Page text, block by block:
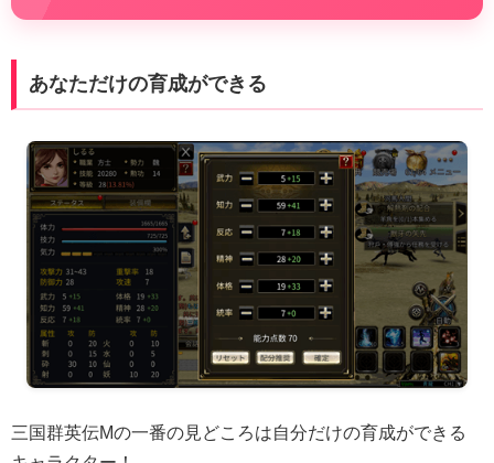
あなただけの育成ができる
三国群英伝Mの一番の見どころは自分だけの育成ができる